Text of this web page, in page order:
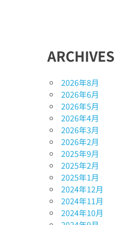
ARCHIVES
2026年8月
2026年6月
2026年5月
2026年4月
2026年3月
2026年2月
2025年9月
2025年2月
2025年1月
2024年12月
2024年11月
2024年10月